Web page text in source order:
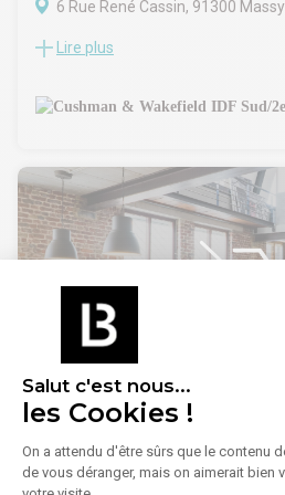
Salut c'est nous...
les Cookies !
On a attendu d'être sûrs que le contenu
de vous déranger, mais on aimerait bien
6 Rue René Cassin, 91300 Massy
À la recherche de bureaux à louer à
Découvrez ce superbe espace de
idéalement situé dans un quartier
entreprise. Équipés de pavés LED,
de prises électriques en périphérie
bureaux répondent à tous les
confort de vos collaborateurs.
bureaux l'emplacement idéal pour
professionnelle.
Lire plus
5 Avenue Carnot 91300 Massy,